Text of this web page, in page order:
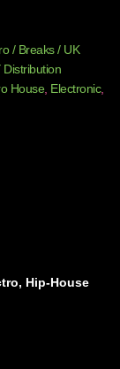
/ Breaks / UK
Distribution
House, Electronic,
Hip-House